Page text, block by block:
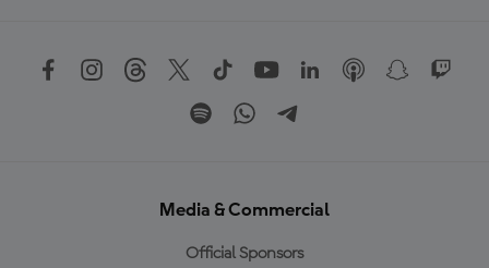
Media & Commercial
Official Sponsors